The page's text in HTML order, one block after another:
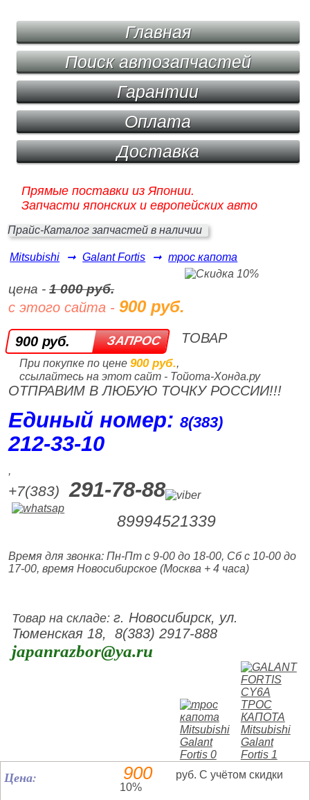
Главная
Поиск автозапчастей
Гарантии
Оплата
Доставка
Прямые поставки из Японии.
Запчасти японских и европейских авто
Прайс-Каталог запчастей в наличии
Mitsubishi ➞ Galant Fortis ➞ трос капота
цена -1 000 руб.
с этого сайта -900 руб.
900 руб.
При покупке по цене 900 руб.,
ссылайтесь на этот сайт - Тойота-Хонда.ру
ТОВАР
ОТПРАВИМ В ЛЮБУЮ ТОЧКУ РОССИИ!!!
Единый номер:8(383)
212‑33‑10
,
+7(383) 291-78-88
89994521339
Время для звонка: Пн-Пт с 9-00 до 18-00, Сб с 10-00 до
17-00, время Новосибирское (Москва + 4 часа)
Товар на складе:г. Новосибирск, ул.
Тюменская 18, 8(383) 2917-888
japanrazbor@ya.ru
Цена: 900
руб. С учётом скидки
10%